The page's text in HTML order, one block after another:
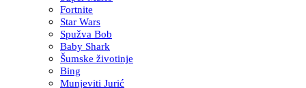
Fortnite
Star Wars
Spužva Bob
Baby Shark
Šumske životinje
Bing
Munjeviti Jurić